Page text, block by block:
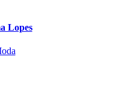
Lopes